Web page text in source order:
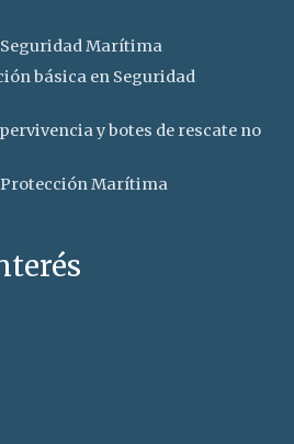
Marítima
básica en Seguridad
y botes de rescate no
Marítima